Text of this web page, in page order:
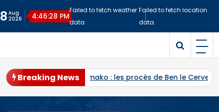
to
8 Aug
2026
4:46:29 PM
Failed to fetch weather
data.
Failed to fetch location
data.
Breaking News
de Bamako : les procès de Ben le Cerveau, du